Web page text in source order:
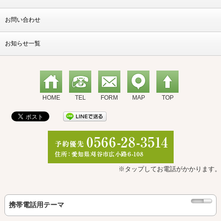
お問い合わせ
お知らせ一覧
HOME TEL FORM MAP TOP
※タップしてお電話がかかります。
携帯電話用テーマ